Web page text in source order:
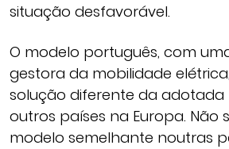
situação desfavorável.
O modelo português, com
gestora da mobilidade
solução diferente da adotada
outros países na Europa. Não
modelo semelhante noutras